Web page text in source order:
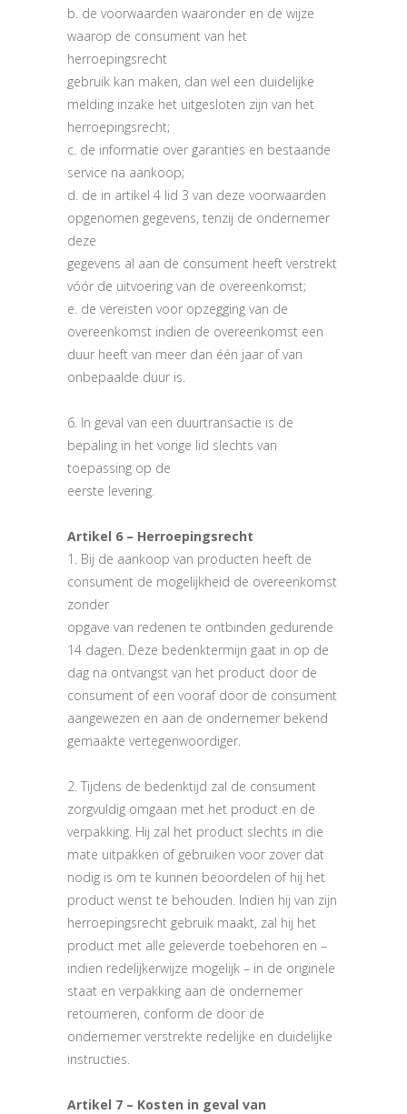
b. de voorwaarden waaronder en de wijze
waarop de consument van het
herroepingsrecht
gebruik kan maken, dan wel een duidelijke
melding inzake het uitgesloten zijn van het
herroepingsrecht;
c. de informatie over garanties en bestaande
service na aankoop;
d. de in artikel 4 lid 3 van deze voorwaarden
opgenomen gegevens, tenzij de ondernemer
deze
gegevens al aan de consument heeft verstrekt
vóór de uitvoering van de overeenkomst;
e. de vereisten voor opzegging van de
overeenkomst indien de overeenkomst een
duur heeft van meer dan één jaar of van
onbepaalde duur is.
6. In geval van een duurtransactie is de
bepaling in het vorige lid slechts van
toepassing op de
eerste levering.
Artikel 6 – Herroepingsrecht
1. Bij de aankoop van producten heeft de
consument de mogelijkheid de overeenkomst
zonder
opgave van redenen te ontbinden gedurende
14 dagen. Deze bedenktermijn gaat in op de
dag na ontvangst van het product door de
consument of een vooraf door de consument
aangewezen en aan de ondernemer bekend
gemaakte vertegenwoordiger.
2. Tijdens de bedenktijd zal de consument
zorgvuldig omgaan met het product en de
verpakking. Hij zal het product slechts in die
mate uitpakken of gebruiken voor zover dat
nodig is om te kunnen beoordelen of hij het
product wenst te behouden. Indien hij van zijn
herroepingsrecht gebruik maakt, zal hij het
product met alle geleverde toebehoren en –
indien redelijkerwijze mogelijk – in de originele
staat en verpakking aan de ondernemer
retourneren, conform de door de
ondernemer verstrekte redelijke en duidelijke
instructies.
Artikel 7 – Kosten in geval van